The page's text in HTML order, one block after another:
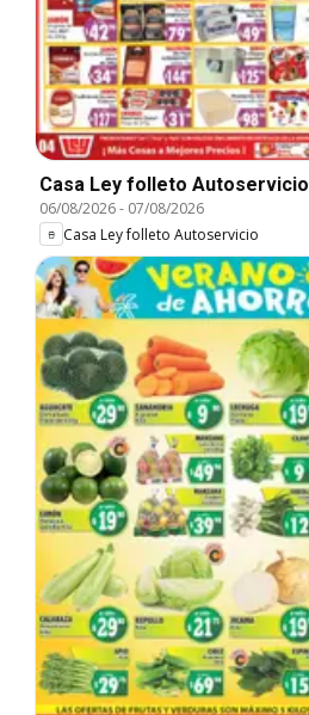
Casa Ley folleto Autoservicio
06/08/2026- 07/08/2026
Casa Ley folleto Autoservicio